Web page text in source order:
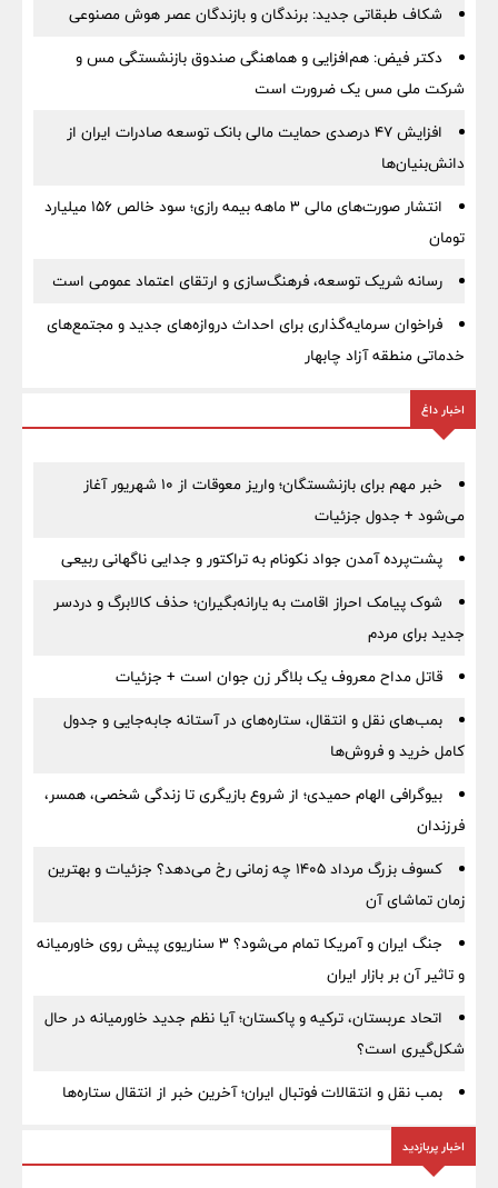
شکاف طبقاتی جدید: برندگان و بازندگان عصر هوش مصنوعی
دکتر فیض: هم‌افزایی و هماهنگی صندوق بازنشستگی مس و
شرکت ملی مس یک ضرورت است
افزایش ۴۷ درصدی حمایت مالی بانک توسعه صادرات ایران از
دانش‌بنیان‌ها
انتشار صورت‌های مالی ۳ ماهه بیمه رازی؛ سود خالص ۱۵۶ میلیارد
تومان
رسانه شریک توسعه، فرهنگ‌سازی و ارتقای اعتماد عمومی است
فراخوان سرمایه‌گذاری برای احداث دروازه‌های جدید و مجتمع‌های
خدماتی منطقه آزاد چابهار
اخبار داغ
خبر مهم برای بازنشستگان؛ واریز معوقات از ۱۰ شهریور آغاز
می‌شود + جدول جزئیات
پشت‌پرده آمدن جواد نکونام به تراکتور و جدایی ناگهانی ربیعی
شوک پیامک احراز اقامت به یارانه‌بگیران؛ حذف کالابرگ و دردسر
جدید برای مردم
قاتل مداح معروف یک بلاگر زن جوان است + جزئیات
بمب‌های نقل و انتقال، ستاره‌های در آستانه جابه‌جایی و جدول
کامل خرید و فروش‌ها
بیوگرافی الهام حمیدی؛ از شروع بازیگری تا زندگی شخصی، همسر،
فرزندان
کسوف بزرگ مرداد ۱۴۰۵ چه زمانی رخ می‌دهد؟ جزئیات و بهترین
زمان تماشای آن
جنگ ایران و آمریکا تمام می‌شود؟ ۳ سناریوی پیش روی خاورمیانه
و تاثیر آن بر بازار ایران
اتحاد عربستان، ترکیه و پاکستان؛ آیا نظم جدید خاورمیانه در حال
شکل‌گیری است؟
بمب نقل‌ و انتقالات فوتبال ایران؛ آخرین خبر از انتقال ستاره‌ها
اخبار پربازدید